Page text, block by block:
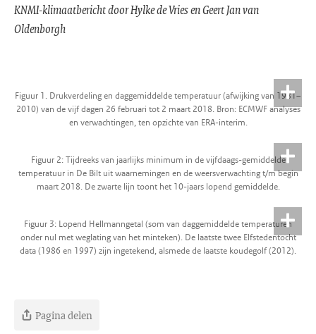
KNMI-klimaatbericht door Hylke de Vries en Geert Jan van
Oldenborgh
Figuur 1. Drukverdeling en daggemiddelde temperatuur (afwijking van 1981–
2010) van de vijf dagen 26 februari tot 2 maart 2018. Bron: ECMWF analyses
en verwachtingen, ten opzichte van ERA-interim.
Figuur 2: Tijdreeks van jaarlijks minimum in de vijfdaags-gemiddelde
temperatuur in De Bilt uit waarnemingen en de weersverwachting t/m begin
maart 2018. De zwarte lijn toont het 10-jaars lopend gemiddelde.
Figuur 3: Lopend Hellmanngetal (som van daggemiddelde temperaturen
onder nul met weglating van het minteken). De laatste twee Elfstedentocht
data (1986 en 1997) zijn ingetekend, alsmede de laatste koudegolf (2012).
Pagina delen